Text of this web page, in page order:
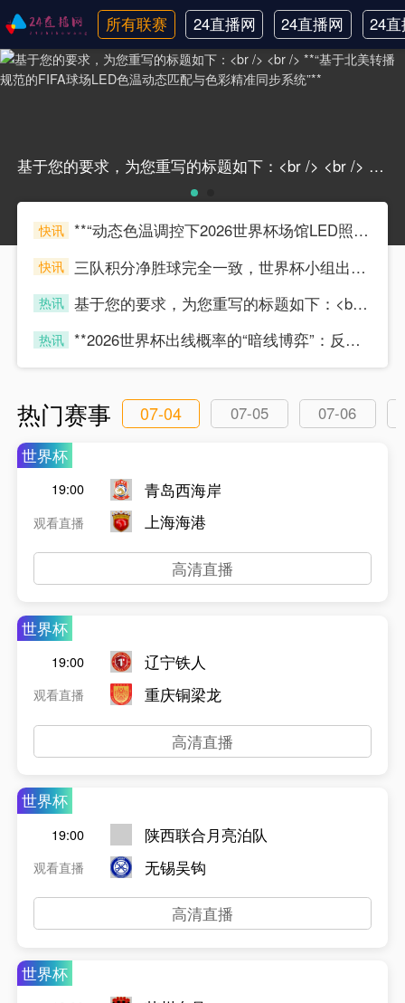
所有联赛
24直播网
英超
24直播网
NBA
24
中
基于您的要求，为您重写的标题如下：<br /> <br /> **“基于北美转播规范的FIFA球场LED色温动态匹配与色彩精准同步系统”**基于您的要求，为您重写的标题如下：<br /> <br /> **“基于北美转播规范的FIFA球场LED色温动态匹配与色彩精准同步系统”**
快讯
**“动态色温调控下2026世界杯场馆LED照明对转播色彩还原精度的技术影响研究”**
快讯
三队积分净胜球完全一致，世界杯小组出线权如何精确计算？
热讯
基于您的要求，为您重写的标题如下：<br /> <br /> **“基于北美转播规范的FIFA球场LED色温动态匹配与色彩精准同步系统”**
热讯
**2026世界杯出线概率的“暗线博弈”：反向推演与未曝光的变量**
热门赛事 07-04 07-05
07-06
世界杯
19:00
观看直播
青岛西海岸
上海海港
高清直播
世界杯
19:00
观看直播
辽宁铁人
重庆铜梁龙
高清直播
世界杯
19:00
观看直播
陕西联合月亮泊队
无锡吴钩
高清直播
世界杯